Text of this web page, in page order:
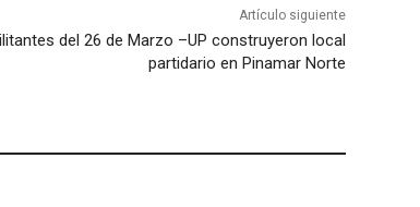
Artículo siguiente
del 26 de Marzo –UP construyeron local
partidario en Pinamar Norte